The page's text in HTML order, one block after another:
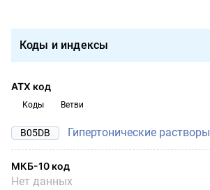
Коды и индексы
АТХ код
Коды Ветви
B05DB Гипертонические растворы
МКБ-10 код
Нет данных